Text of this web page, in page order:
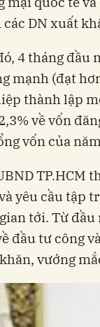
các DN xuất
4 tháng đầu
mạnh (đạt
thành lập
về vốn
vốn của
TP.HCM
yêu cầu tập
tới. Từ đầu
đầu tư công
vướng